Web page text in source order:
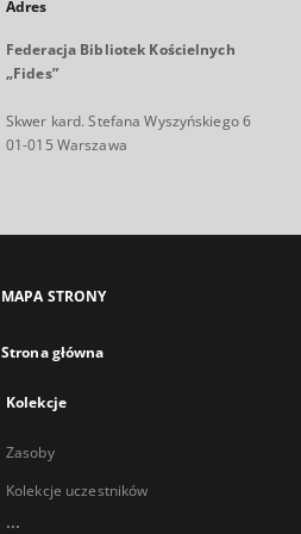
Adres
Federacja Bibliotek Kościelnych
„Fides”
Skwer kard. Stefana Wyszyńskiego 6
01-015 Warszawa
MAPA STRONY
Strona główna
Kolekcje
Zasoby
Kolekcje uczestników
...